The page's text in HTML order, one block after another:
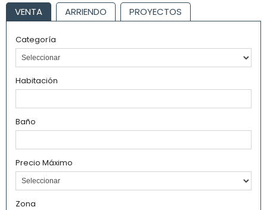
VENTA ARRIENDO PROYECTOS
Categoría
Habitación
Baño
Precio Máximo
Zona